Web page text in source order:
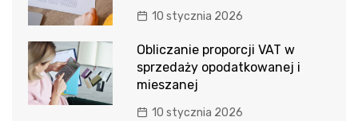
10 stycznia 2026
Obliczanie proporcji VAT w
sprzedaży opodatkowanej i
mieszanej
10 stycznia 2026